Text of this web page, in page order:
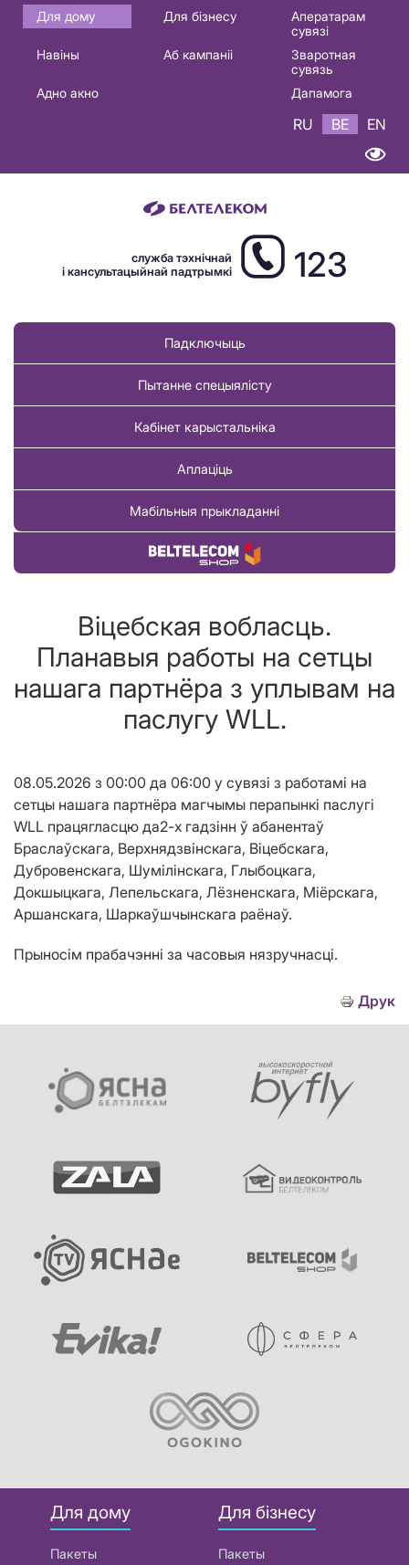
Основная
навигация
Для дому Для бізнесу
Аператарам
сувязі
Навіны
Аб кампаніі
Зваротная
сувязь
Адно акно
Дапамога
RU BE EN
служба тэхнічнай
і кансультацыйнай падтрымкі
123
Падключыць
Пытанне спецыялісту
Кабінет карыстальніка
Аплаціць
Мабільныя прыкладанні
Купіць тавар
Віцебская вобласць.
Планавыя работы на сетцы
нашага партнёра з уплывам на
паслугу WLL.
08.05.2026 з 00:00 да 06:00 у сувязі з работамi на
сетцы нашага партнёра магчымы перапынкi паслугі
WLL працягласцю да2-х гадзінн ў абанентаў
Браслаўскага, Верхнядзвінскага, Віцебскага,
Дубровенскага, Шумілінскага, Глыбоцкага,
Докшыцкага, Лепельскага, Лёзненскага, Міёрскага,
Аршанскага, Шаркаўшчынскага раёнаў.
Прыносім прабачэнні за часовыя нязручнасці.
Друк
Для дому
Пакеты
Для бізнесу
Пакеты